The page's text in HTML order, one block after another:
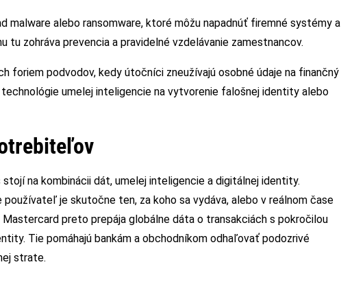
malware alebo ransomware, ktoré môžu napadnúť firemné systémy a
tu zohráva prevencia a pravidelné vzdelávanie zamestnancov.
foriem podvodov, kedy útočníci zneužívajú osobné údaje na finančný
umelej inteligencie na vytvorenie falošnej identity alebo
na kombinácii dát, umelej inteligencie a digitálnej identity.
je skutočne ten, za koho sa vydáva, alebo v reálnom čase
preto prepája globálne dáta o transakciách s pokročilou
Tie pomáhajú bankám a obchodníkom odhaľovať podozrivé
strate.